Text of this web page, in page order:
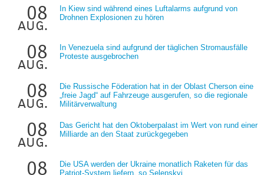
08
aug.
In Kiew sind während eines Luftalarms aufgrund von
Drohnen Explosionen zu hören
08
aug.
In Venezuela sind aufgrund der täglichen Stromausfälle
Proteste ausgebrochen
08
aug.
Die Russische Föderation hat in der Oblast Cherson eine
„freie Jagd“ auf Fahrzeuge ausgerufen, so die regionale
Militärverwaltung
08
aug.
Das Gericht hat den Oktoberpalast im Wert von rund einer
Milliarde an den Staat zurückgegeben
08
Die USA werden der Ukraine monatlich Raketen für das
Patriot-System liefern, so Selenskyj